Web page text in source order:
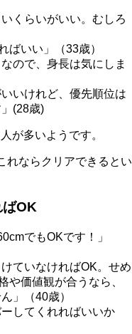
くらいがいい。 むしろ
ばいい」（33歳）
なので、身長は気にしま
いけれど、 優先順位は
(28歳)
が多いようです。
れならクリアできるとい
ばOK
でもOKです！」
ていなければOK。せめ
や価値観が合うなら、
」（40歳）
してくれればいいか